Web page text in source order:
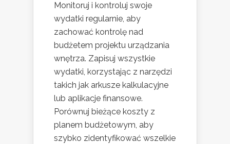
Monitoruj i kontroluj swoje
wydatki regularnie, aby
zachować kontrolę nad
budżetem projektu urządzania
wnętrza. Zapisuj wszystkie
wydatki, korzystając z narzędzi
takich jak arkusze kalkulacyjne
lub aplikacje finansowe.
Porównuj bieżące koszty z
planem budżetowym, aby
szybko zidentyfikować wszelkie